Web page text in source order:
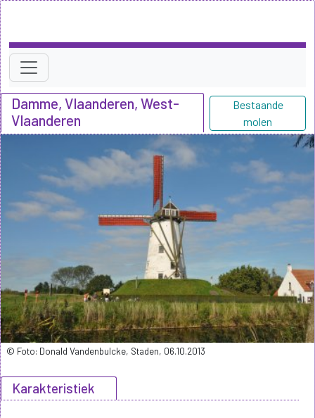
Damme, Vlaanderen, West-
Vlaanderen
Bestaande
molen
Karakteristiek
© Foto: Donald Vandenbulcke, Staden, 06.10.2013